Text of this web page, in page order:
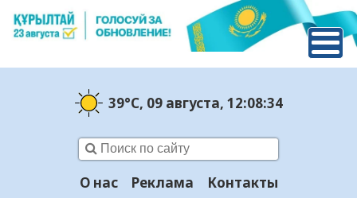
39°C, 09 августа, 12:08:35
О нас Реклама Контакты